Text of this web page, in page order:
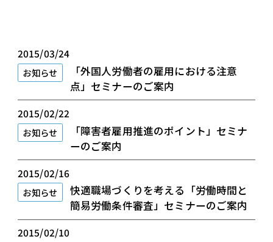
2015/03/24
お知らせ
「外国人労働者の雇用における注意
点」セミナーのご案内
2015/02/22
お知らせ
「障害者雇用推進のポイント」セミナ
ーのご案内
2015/02/16
お知らせ
快適職場づくりを考える「労働時間と
簡易労働条件審査」セミナーのご案内
2015/02/10